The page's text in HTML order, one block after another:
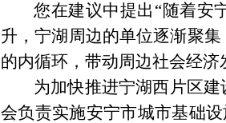
您在建议中提出 “随着安
升，宁湖周边的单位逐渐聚
的内循环，带动周边社会经济
为加快推进宁湖西片区
会负责实施安宁市城市基础